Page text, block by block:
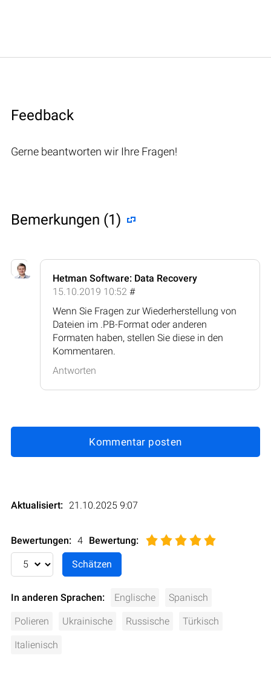
Feedback
Gerne beantworten wir Ihre Fragen!
Bemerkungen (1)
Hetman Software: Data Recovery
15.10.2019 10:52 #
Wenn Sie Fragen zur Wiederherstellung von
Dateien im .PB-Format oder anderen
Formaten haben, stellen Sie diese in den
Kommentaren.
Antworten
Kommentar posten
Aktualisiert: 21.10.2025 9:07
Bewertungen: 4 Bewertung:
In anderen Sprachen: Englische Spanisch
Polieren Ukrainische Russische Türkisch
Italienisch